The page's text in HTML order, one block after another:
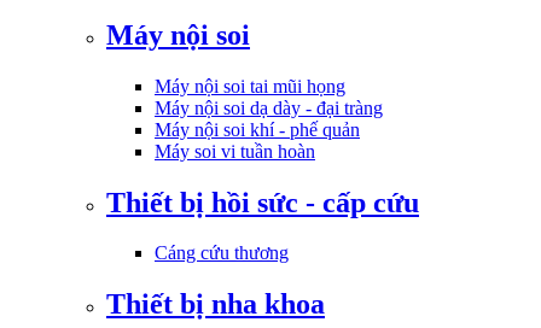
Máy nội soi
Máy nội soi tai mũi họng
Máy nội soi dạ dày - đại tràng
Máy nội soi khí - phế quản
Máy soi vi tuần hoàn
Thiết bị hồi sức - cấp cứu
Cáng cứu thương
Thiết bị nha khoa